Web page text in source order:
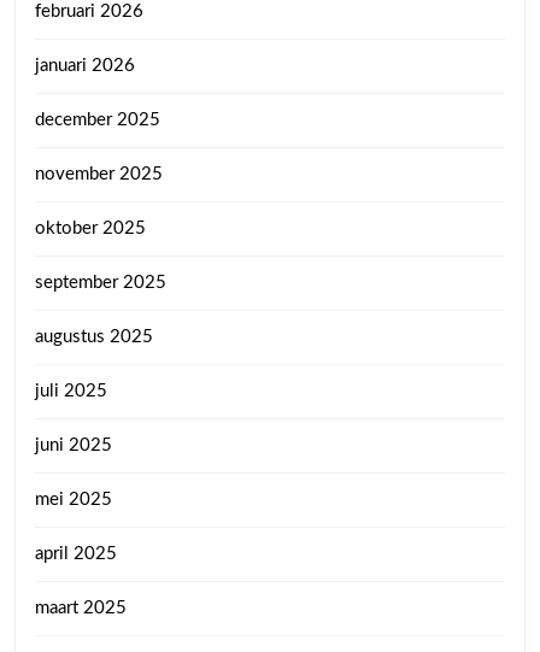
februari 2026
januari 2026
december 2025
november 2025
oktober 2025
september 2025
augustus 2025
juli 2025
juni 2025
mei 2025
april 2025
maart 2025